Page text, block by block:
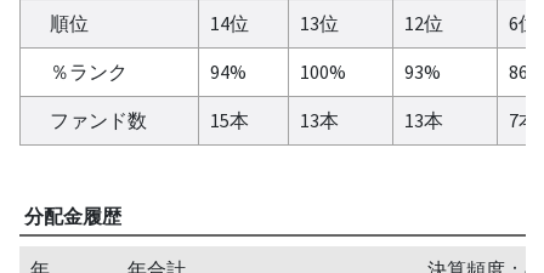
順位
14位 13位 12位
6位
％ランク
94% 100% 93%
86%
ファンド数
15本 13本 13本 7本
分配金履歴